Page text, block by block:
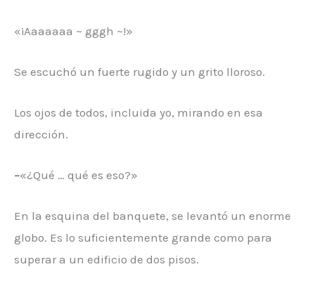
«¡Aaaaaaa ~ gggh ~!»
Se escuchó un fuerte rugido y un grito lloroso.
Los ojos de todos, incluida yo, mirando en esa
dirección.
–«¿Qué … qué es eso?»
En la esquina del banquete, se levantó un enorme
globo. Es lo suficientemente grande como para
superar a un edificio de dos pisos.